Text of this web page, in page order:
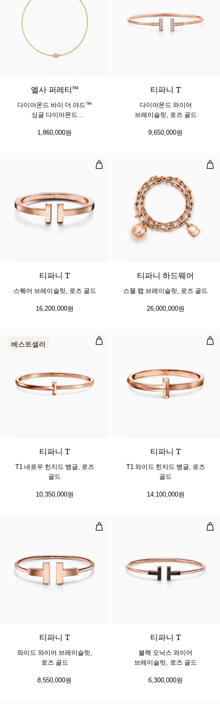
엘사 퍼레티™
다이아몬드 바이 더 야드™
싱글 다이아몬드
1,860,000원
티파니 T
다이아몬드 와이어
브레이슬릿, 로즈 골드
9,650,000원
스퀘어 브레이슬릿, 로즈 골드
티파니 T
스퀘어 브레이슬릿, 로즈 골드
16,200,000원
스
티파니 하드웨어
스몰 랩 브레이슬릿, 로즈 골드
26,000,000원
T1 네로우 힌지드 뱅글, 로즈 골드
베스트셀러
티파니 T
T1 네로우 힌지드 뱅글, 로즈
골드
10,350,000원
T1
티파니 T
T1 와이드 힌지드 뱅글, 로즈
골드
14,100,000원
와이드 와이어 브레이슬릿, 로즈 골
티파니 T
와이드 와이어 브레이슬릿,
로즈 골드
8,550,000원
블
티파니 T
블랙 오닉스 와이어
브레이슬릿, 로즈 골드
6,300,000원